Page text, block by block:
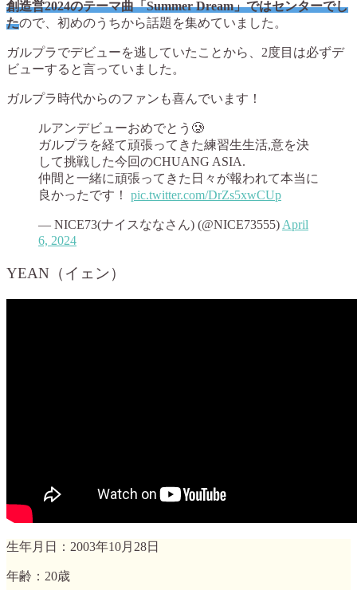
創造営2024のテーマ曲「Summer Dream」ではセンターでし
たので、初めのうちから話題を集めていました。
ガルプラでデビューを逃していたことから、2度目は必ずデ
ビューすると言っていました。
ガルプラ時代からのファンも喜んでいます！
ルアンデビューおめでとう🥲
ガルプラを経て頑張ってきた練習生生活,意を決
して挑戦した今回のCHUANG ASIA.
仲間と一緒に頑張ってきた日々が報われて本当に
良かったです！ pic.twitter.com/DrZs5xwCUp
— NICE73(ナイスななさん) (@NICE73555)April
6, 2024
YEAN（イェン）
生年月日：2003年10月28日
年齢：20歳